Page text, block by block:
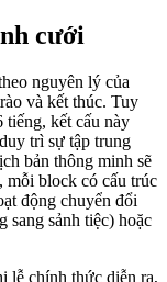
cưới
nguyên lý của
và kết thúc. Tuy
tiếng, kết cấu này
trì sự tập trung
bản thông minh sẽ
mỗi block có cấu trúc
động chuyển đổi
sang sảnh tiệc) hoặc
lễ chính thức diễn ra,